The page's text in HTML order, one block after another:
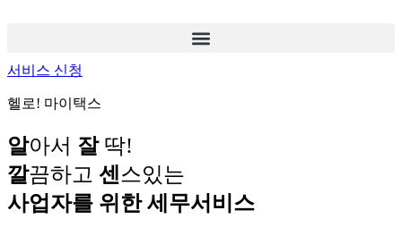
로
너
기
서비스 신청
헬로! 마이택스
알아서 잘 딱!
깔끔하고 센스있는
사업자를 위한 세무서비스